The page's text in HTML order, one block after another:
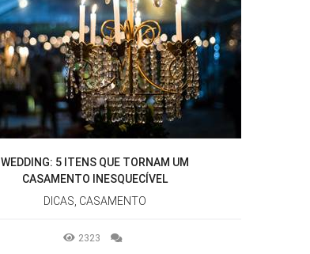
WEDDING: 5 ITENS QUE TORNAM UM
CASAMENTO INESQUECÍVEL
DICAS, CASAMENTO
2323